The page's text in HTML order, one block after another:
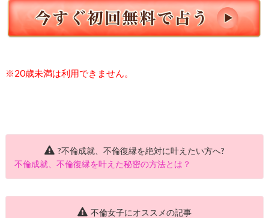
※20歳未満は利用できません。
?不倫成就、不倫復縁を絶対に叶えたい方へ?
不倫成就、不倫復縁を叶えた秘密の方法とは？
不倫女子にオススメの記事